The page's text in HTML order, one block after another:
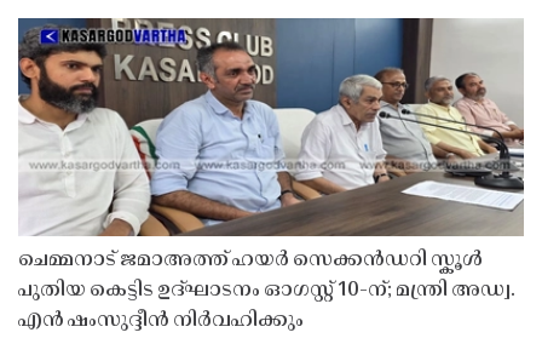
ചെമ്മനാട് ജമാഅത്ത് ഹയർ സെക്കൻഡറി സ്കൂൾ
പുതിയ കെട്ടിട ഉദ്ഘാടനം ഓഗസ്റ്റ് 10-ന്; മന്ത്രി അഡ്വ.
എൻ ഷംസുദ്ദീൻ നിർവഹിക്കും